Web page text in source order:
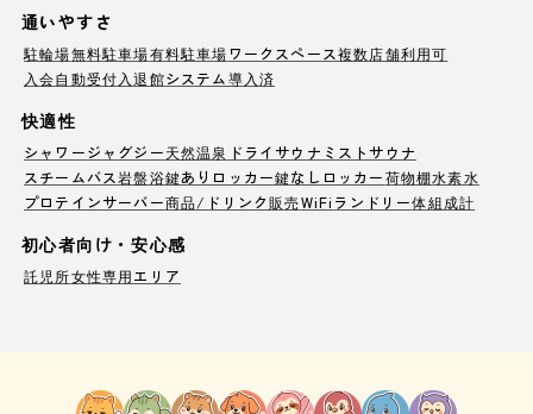
通いやすさ
駐輪場無料駐車場有料駐車場ワークスペース複数店舗利用可
入会自動受付 入退館システム導入済
快適性
シャワージャグジー天然温泉 ドライサウナ ミストサウナ
スチームバス岩盤浴鍵ありロッカー鍵なしロッカー荷物棚水素水
プロテインサーバー商品/ドリンク販売WiFi ランドリー体組成計
初心者向け・安心感
託児所女性専用エリア